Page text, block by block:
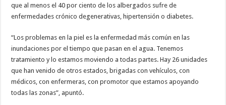
que al menos el 40 por ciento de los albergados sufre de
enfermedades crónico degenerativas, hipertensión o diabetes.
“Los problemas en la piel es la enfermedad más común en las
inundaciones por el tiempo que pasan en el agua. Tenemos
tratamiento y lo estamos moviendo a todas partes. Hay 26 unidades
que han venido de otros estados, brigadas con vehículos, con
médicos, con enfermeras, con promotor que estamos apoyando
todas las zonas”, apuntó.